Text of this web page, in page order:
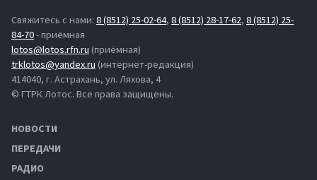
Свяжитесь с нами: 8 (8512) 25-02-64, 8 (8512) 28-17-62, 8 (8512) 25-
84-70- приёмная
lotos@lotos.rfn.ru (приёмная)
trklotos@yandex.ru (интернет-редакция)
414040, г. Астрахань, ул. Ляхова, 4
© ГТРК Лотос. Все права защищены.
НОВОСТИ
ПЕРЕДАЧИ
РАДИО